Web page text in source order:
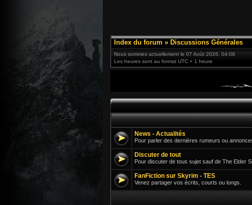
Index du forum » Discussions Générales
Nous sommes actuellement le 07 Août 2026, 04:08
Les heures sont au format UTC + 1 heure
News - Actualités
Pour parler des dernières rumeurs ou
Discuter de tout
Pour discuter de tous sujet sauf de The Elder
FanFiction sur Skyrim - TES
Venez partager vos écrits, courts ou longs.